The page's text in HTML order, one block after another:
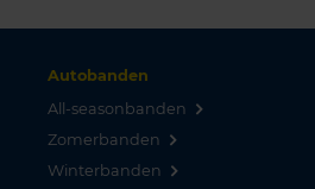
Autobanden
All-seasonbanden
Zomerbanden
Winterbanden